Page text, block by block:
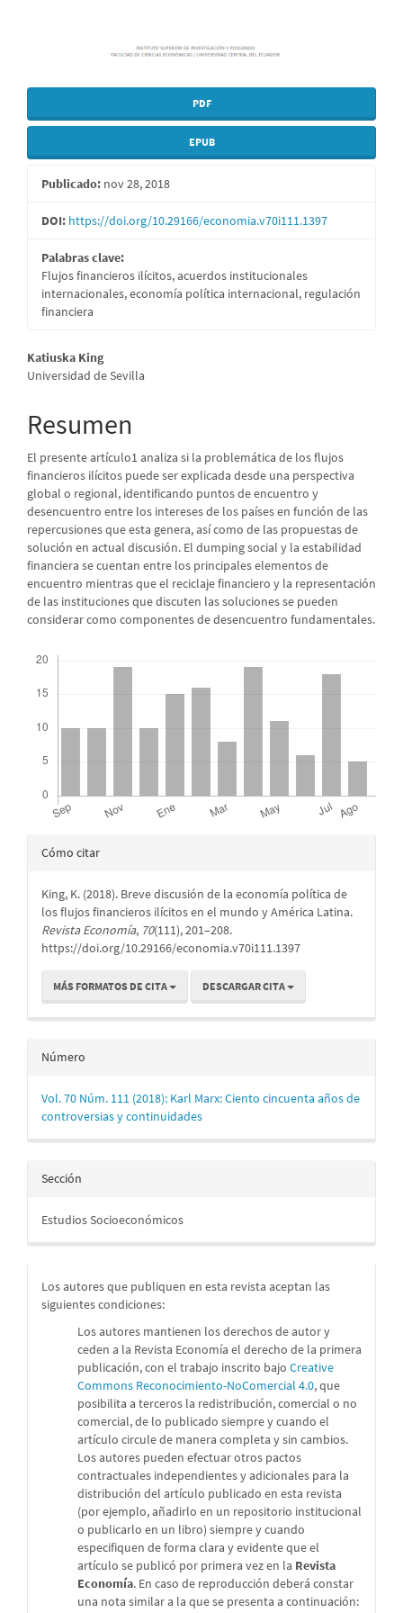
PDF
EPUB
Publicado: nov 28, 2018
DOI: https://doi.org/10.29166/economia.v70i111.1397
Palabras clave:
Flujos financieros ilícitos, acuerdos institucionales
internacionales, economía política internacional, regulación
financiera
Contenido
principal
del
artículo
Katiuska King
Universidad de Sevilla
Resumen
El presente artículo1 analiza si la problemática de los flujos
financieros ilícitos puede ser explicada desde una perspectiva
global o regional, identificando puntos de encuentro y
desencuentro entre los intereses de los países en función de las
repercusiones que esta genera, así como de las propuestas de
solución en actual discusión. El dumping social y la estabilidad
financiera se cuentan entre los principales elementos de
encuentro mientras que el reciclaje financiero y la representación
de las instituciones que discuten las soluciones se pueden
considerar como componentes de desencuentro fundamentales.
Detalles
artículo
Cómo citar
King, K. (2018). Breve discusión de la economía política de
los flujos financieros ilícitos en el mundo y América Latina.
Revista Economía, 70(111), 201–208.
https://doi.org/10.29166/economia.v70i111.1397
MÁS FORMATOS DE CITA DESCARGAR CITA
Número
Vol. 70 Núm. 111 (2018): Karl Marx: Ciento cincuenta años de
controversias y continuidades
Sección
Estudios Socioeconómicos
Los autores que publiquen en esta revista aceptan las
siguientes condiciones:
Los autores mantienen los derechos de autor y
ceden a la Revista Economía el derecho de la primera
publicación, con el trabajo inscrito bajo Creative
Commons Reconocimiento-NoComercial 4.0, que
posibilita a terceros la redistribución, comercial o no
comercial, de lo publicado siempre y cuando el
artículo circule de manera completa y sin cambios.
Los autores pueden efectuar otros pactos
contractuales independientes y adicionales para la
distribución del artículo publicado en esta revista
(por ejemplo, añadirlo en un repositorio institucional
o publicarlo en un libro) siempre y cuando
especifiquen de forma clara y evidente que el
artículo se publicó por primera vez en la Revista
Economía. En caso de reproducción deberá constar
una nota similar a la que se presenta a continuación: